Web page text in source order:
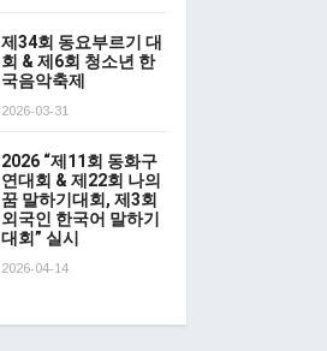
제34회 동요부르기 대
회 & 제6회 청소년 한
국음악축제
2026-03-31
2026 “제11회 동화구
연대회 & 제22회 나의
꿈 말하기대회, 제3회
외국인 한국어 말하기
대회” 실시
2026-04-14